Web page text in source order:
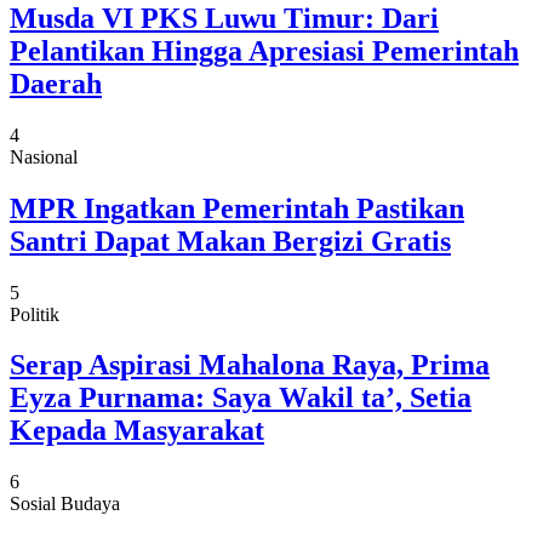
Musda VI PKS Luwu Timur: Dari
Pelantikan Hingga Apresiasi Pemerintah
Daerah
4
Nasional
MPR Ingatkan Pemerintah Pastikan
Santri Dapat Makan Bergizi Gratis
5
Politik
Serap Aspirasi Mahalona Raya, Prima
Eyza Purnama: Saya Wakil ta’, Setia
Kepada Masyarakat
6
Sosial Budaya